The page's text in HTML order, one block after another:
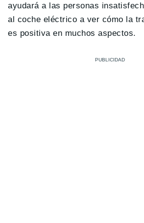
ayudará a las personas
al coche eléctrico a ver cómo la
es positiva en muchos aspectos.